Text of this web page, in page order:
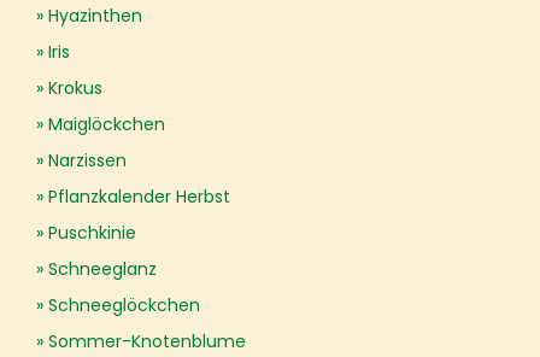
Hyazinthen
Iris
Krokus
Maiglöckchen
Narzissen
Pflanzkalender Herbst
Puschkinie
Schneeglanz
Schneeglöckchen
Sommer-Knotenblume